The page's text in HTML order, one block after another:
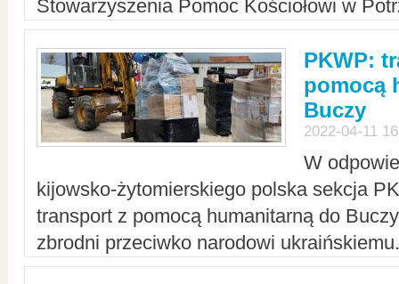
Stowarzyszenia Pomoc Kościołowi w
PKWP:
pomocą
Buczy
2022-04-11
W
kijowsko-żytomierskiego polska sekcja
transport z pomocą humanitarną do
zbrodni przeciwko narodowi